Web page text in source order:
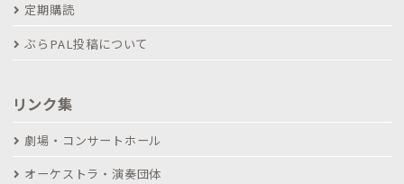
定期購読
ぶらPAL投稿について
リンク集
劇場・コンサートホール
オーケストラ・演奏団体